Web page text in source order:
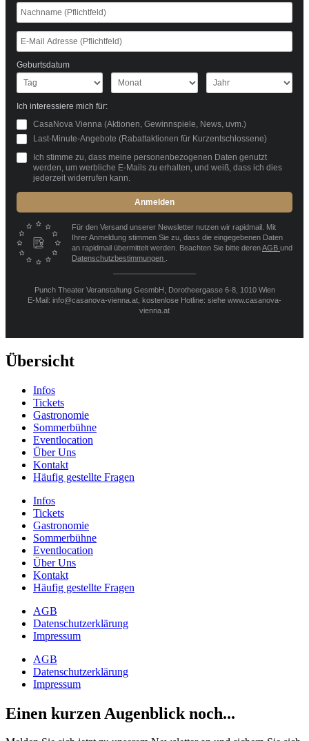
Geburtsdatum
Ich interessiere mich für:
CasaNova Vienna (Aktionen, Gewinnspiele, News, uvm.)
Last-Minute-Angebote (Rabattaktionen für Kurzentschlossene)
Ich stimme zu, dass meine personenbezogenen Daten genutzt
werden, um werbliche E-Mails zu erhalten, und weiß, dass ich dies
jederzeit widerrufen kann.
Anmelden
Für den Versand unserer Newsletter nutzen wir rapidmail. Mit
Ihrer Anmeldung stimmen Sie zu, dass die eingegebenen Daten
an rapidmail übermittelt werden. Beachten Sie bitte derenAGB und
Datenschutzbestimmungen
Punch Theater Veranstaltung GesmbH, Dorotheergasse 6-8, 1010 Wien
E-Mail: info@casanova-vienna.at, kostenlose Hotline: siehe www.casanova-
vienna.at
Übersicht
Infos
Tickets
Gastronomie
Sommerbühne
Eventlocation
Über Uns
Kontakt
Häufig gestellte Fragen
Infos
Tickets
Gastronomie
Sommerbühne
Eventlocation
Über Uns
Kontakt
Häufig gestellte Fragen
AGB
Datenschutzerklärung
Impressum
AGB
Datenschutzerklärung
Impressum
Einen kurzen Augenblick noch...